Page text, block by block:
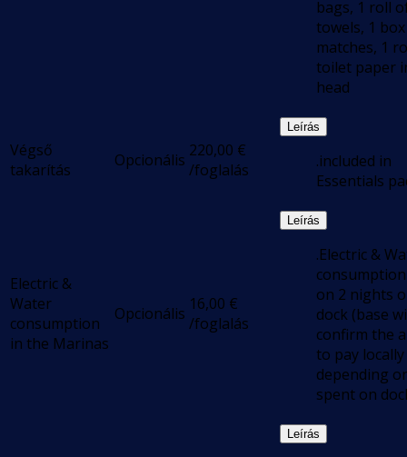
bags, 1 roll
towels, 1
matches, 1
toilet paper
head
Végső
takarítás
Opcionális 220,00 €
/foglalás
Leírás
.included in
Essentials
Electric &
Water
consumption
in the Marinas
Opcionális 16,00 €
/foglalás
Leírás
.Electric &
on 2 nights
dock (base
confirm the
to pay locally
depending
spent on
Leírás